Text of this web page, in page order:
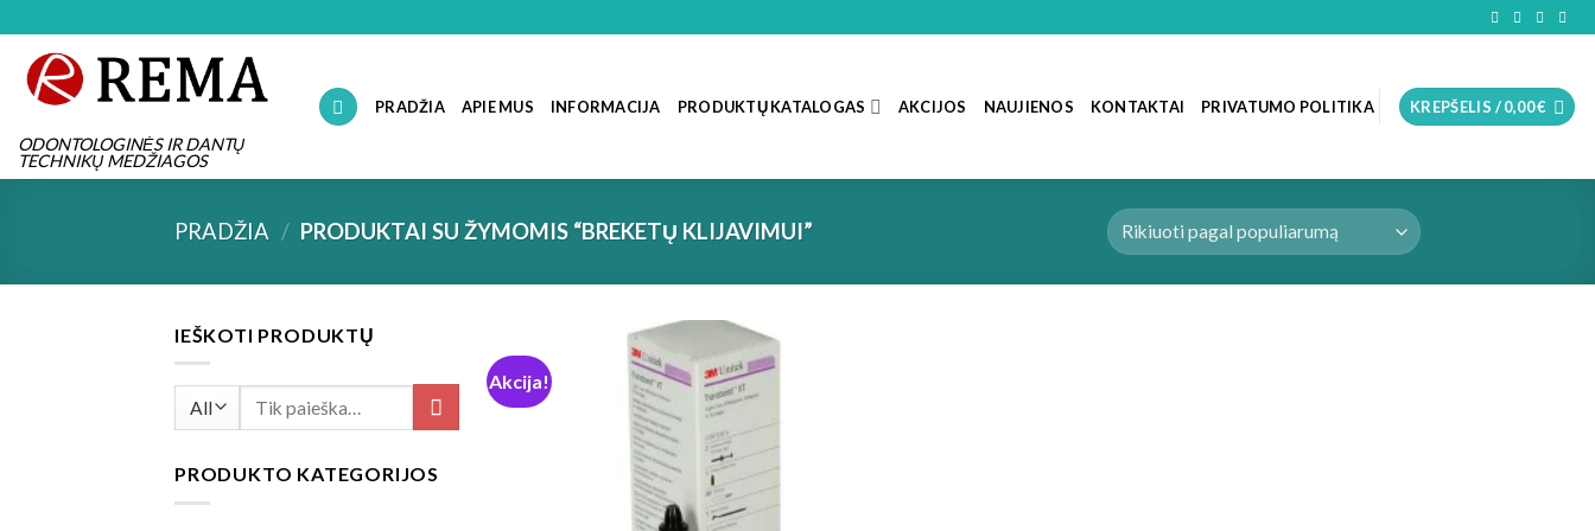
content
ODONTOLOGINĖS IR DANTŲ
TECHNIKŲ MEDŽIAGOS
PRADŽIA APIE MUS INFORMACIJA PRODUKTŲ KATALOGAS AKCIJOS NAUJIENOS KONTAKTAI PRIVATUMO POLITIKA KREPŠELIS /0,00€
PRADŽIA / PRODUKTAI SU ŽYMOMIS “BREKETŲ KLIJAVIMUI”
IEŠKOTI PRODUKTŲ
Ieškoti:
PRODUKTO KATEGORIJOS
Akcija!